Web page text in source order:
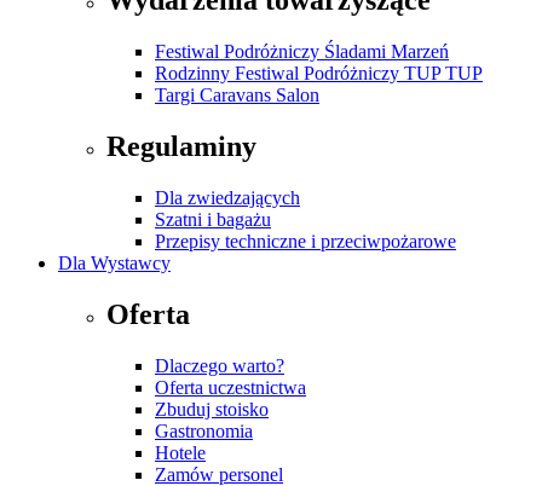
Festiwal Podróżniczy Śladami Marzeń
Rodzinny Festiwal Podróżniczy TUP TUP
Targi Caravans Salon
Regulaminy
Dla zwiedzających
Szatni i bagażu
Przepisy techniczne i przeciwpożarowe
Dla Wystawcy
Oferta
Dlaczego warto?
Oferta uczestnictwa
Zbuduj stoisko
Gastronomia
Hotele
Zamów personel